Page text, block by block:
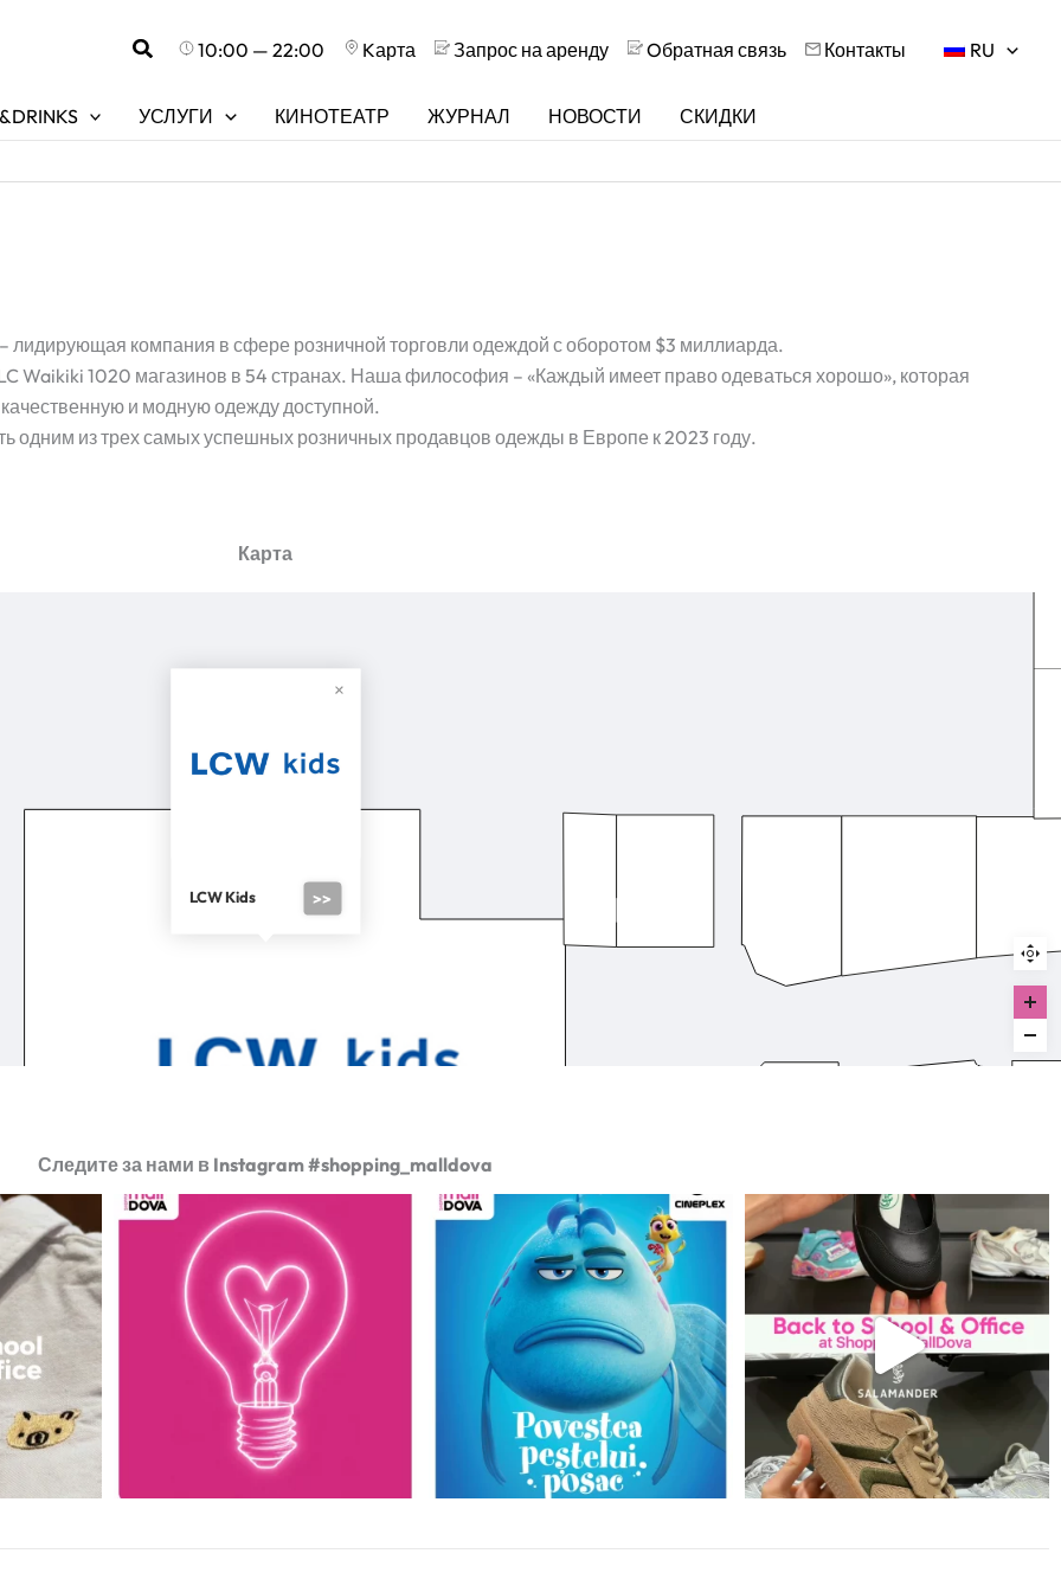
Поиск 10:00 — 22:00 Kарта Запрос на аренду Oбратная связь Контакты RU
УСЛУГИ КИНОТЕАТР ЖУРНАЛ НОВОСТИ СКИДКИ
лидирующая компания в сфере розничной торговли одеждой с оборотом $3 миллиарда.
Waikiki 1020 магазинов в 54 странах. Наша философия – «Каждый имеет право одеваться хорошо», которая
и модную одежду доступной.
одним из трех самых успешных розничных продавцов одежды в Европе к 2023 году.
Карта
LCW Kids >>
Следите за нами в Instagram #shopping_malldova